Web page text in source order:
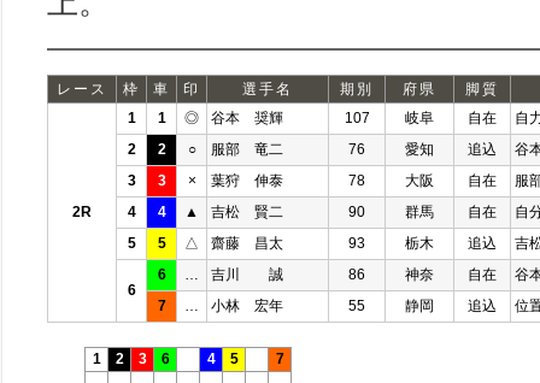
レース 枠 車 印 選手名 期別 府県 脚質
2R
1 1 ◎ 谷本 奨輝 107 岐阜 自在
自
2
2 ○ 服部 竜二 76 愛知 追込
谷
3
3 × 葉狩 伸泰 78 大阪 自在
服
4
4 ▲ 吉松 賢二 90 群馬 自在
自
5
5 △ 齋藤 昌太 93 栃木 追込 吉
6
6 吉川 誠 86 神奈 自在
谷
7
小林 宏年 55 静岡 追込 位
1 2 3 6 4 5 7